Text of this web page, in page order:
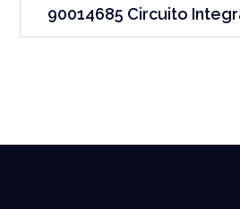
90014685 Circuito